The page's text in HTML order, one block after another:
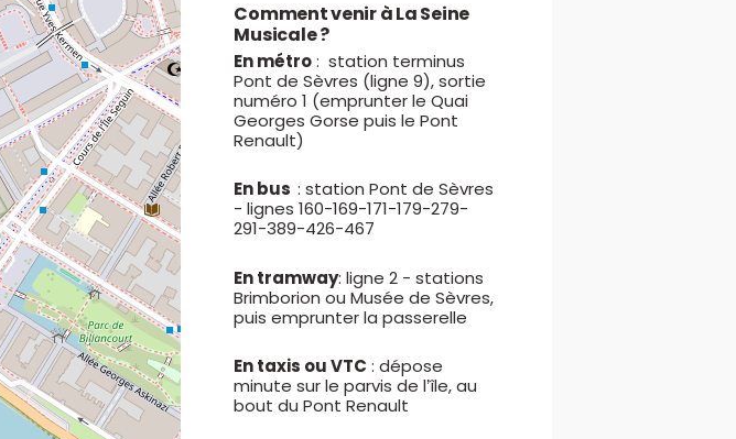
Comment venir à La Seine
Musicale ?
En métro: station terminus
Pont de Sèvres (ligne 9), sortie
numéro 1 (emprunter le Quai
Georges Gorse puis le Pont
Renault)
En bus: station Pont de Sèvres
- lignes 160-169-171-179-279-
291-389-426-467
En tramway: ligne 2 - stations
Brimborion ou Musée de Sèvres,
puis emprunter la passerelle
En taxis ou VTC : dépose
minute sur le parvis de l’île, au
bout du Pont Renault